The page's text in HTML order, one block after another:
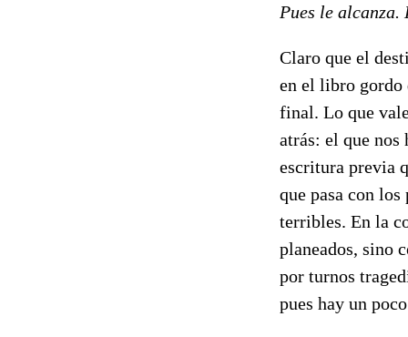
Pues le alcanza.
Claro que el
en el libro gordo
final. Lo que
atrás: el que nos
escritura previa
que pasa con
terribles. En la
planeados, sino
por turnos
pues hay un